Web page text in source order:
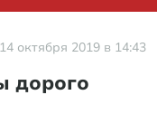
14 октября 2019 в 14:43
дорого